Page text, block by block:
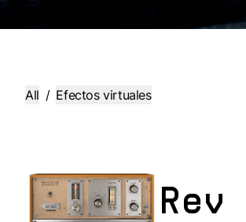
All / Efectos virtuales
Rev